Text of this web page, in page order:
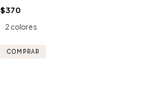
$370
2 colores
COMPRAR